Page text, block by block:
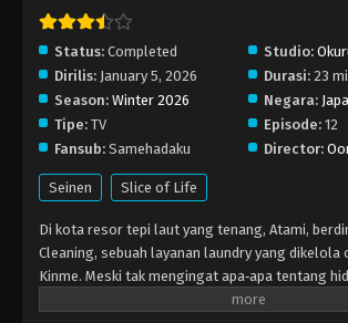
Status: Completed Studio:
Dirilis: January 5, 2026 Durasi: 23
Season: Winter 2026 Negara:
Tipe: TV Episode: 12
Fansub: Samehadaku Director:
Seinen Slice of Life
Di kota resor tepi laut yang tenang, Atami,
Cleaning, sebuah layanan laundry yang dikelola
Kinme. Meski tak mengingat apa‑apa tentang
pindah ke sana, Wakana telah menghabiskan dua